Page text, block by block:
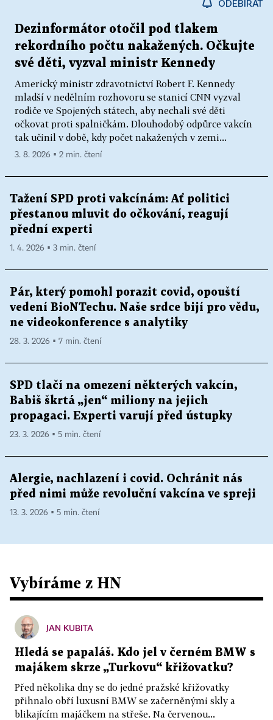
ODEBÍRAT
Dezinformátor otočil pod tlakem
rekordního počtu nakažených. Očkujte
své děti, vyzval ministr Kennedy
Americký ministr zdravotnictví Robert F. Kennedy
mladší v nedělním rozhovoru se stanicí CNN vyzval
rodiče ve Spojených státech, aby nechali své děti
očkovat proti spalničkám. Dlouhodobý odpůrce vakcín
tak učinil v době, kdy počet nakažených v zemi...
3. 8. 2026 ▪ 2 min. čtení
Tažení SPD proti vakcínám: Ať politici
přestanou mluvit do očkování, reagují
přední experti
1. 4. 2026 ▪ 3 min. čtení
Pár, který pomohl porazit covid, opouští
vedení BioNTechu. Naše srdce bijí pro vědu,
ne videokonference s analytiky
28. 3. 2026 ▪ 7 min. čtení
SPD tlačí na omezení některých vakcín,
Babiš škrtá „jen“ miliony na jejich
propagaci. Experti varují před ústupky
23. 3. 2026 ▪ 5 min. čtení
Alergie, nachlazení i covid. Ochránit nás
před nimi může revoluční vakcína ve spreji
13. 3. 2026 ▪ 5 min. čtení
Vybíráme z HN
JAN KUBITA
Hledá se papaláš. Kdo jel v černém BMW s
majákem skrze „Turkovu“ křižovatku?
Před několika dny se do jedné pražské křižovatky
přihnalo obří luxusní BMW se začerněnými skly a
blikajícím majáčkem na střeše. Na červenou...